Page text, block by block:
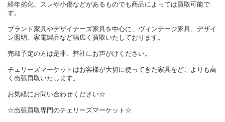
経年劣化、スレや小傷などがあるものでも商品によっては買取可能で
す。
ブランド家具やデザイナーズ家具を中心に、ヴィンテージ家具、デザイ
ン照明、家電製品など幅広く買取いたしております。
売却予定の方は是非、弊社にお声がけください。
チェリーズマーケットはお客様が大切に使ってきた家具をどこよりも高
く出張買取いたします。
お気軽にお問い合わせください☆
☆出張買取専門のチェリーズマーケット☆